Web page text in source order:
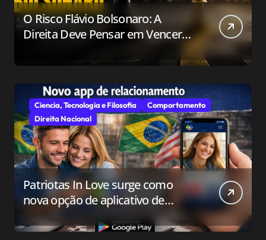
O Risco Flávio Bolsonaro: A
Direita Deve Pensar em Vencer
Ciencia, Tecnologia e Filosofia
Comportamento
Direita Nacional
Patriotas In Love surge como
nova opção de aplicativo de
relacionamento para o público
conservador